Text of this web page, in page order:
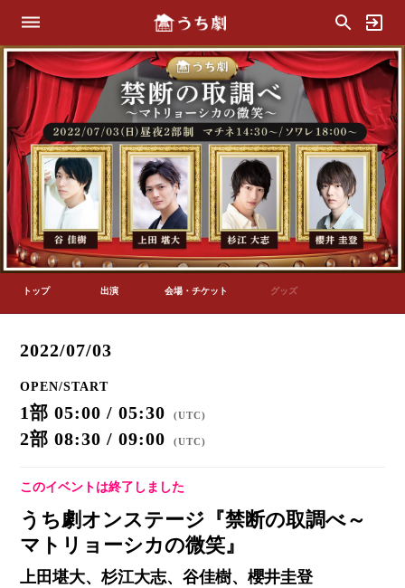
トップ 出演 会場・チケット グッズ
2022/07/03
OPEN/START
1部 05:00 / 05:30 (UTC)
2部 08:30 / 09:00 (UTC)
このイベントは終了しました
うち劇オンステージ『禁断の取調べ～
マトリョーシカの微笑』
上田堪大、杉江大志、谷佳樹、櫻井圭登